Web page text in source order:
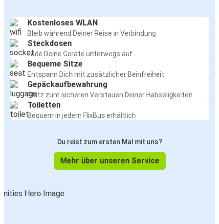
Kostenloses WLAN
Bleib während Deiner Reise in Verbindung
Steckdosen
Lade Deine Geräte unterwegs auf
Bequeme Sitze
Entspann Dich mit zusätzlicher Beinfreiheit
Gepäckaufbewahrung
Platz zum sicheren Verstauen Deiner Habseligkeiten
Toiletten
Bequem in jedem FlixBus erhältlich
Du reist zum ersten Mal mit uns?
Mehr über unseren Service